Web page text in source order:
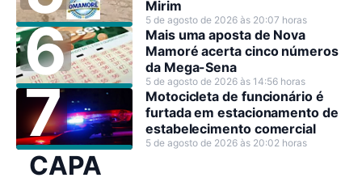
Mirim
5 de agosto de 2026 às 20:07 horas
Mais uma aposta de Nova
Mamoré acerta cinco números
da Mega-Sena
5 de agosto de 2026 às 14:56 horas
Motocicleta de funcionário é
furtada em estacionamento de
estabelecimento comercial
5 de agosto de 2026 às 20:02 horas
CAPA